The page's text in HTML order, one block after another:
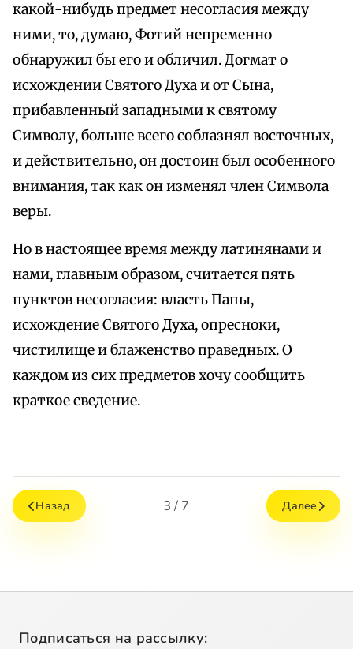
какой-нибудь предмет несогласия между
ними, то, думаю, Фотий непременно
обнаружил бы его и обличил. Догмат о
исхождении Святого Духа и от Сына,
прибавленный западными к святому
Символу, больше всего соблазнял восточных,
и действительно, он достоин был особенного
внимания, так как он изменял член Символа
веры.
Но в настоящее время между латинянами и
нами, главным образом, считается пять
пунктов несогласия: власть Папы,
исхождение Святого Духа, опресноки,
чистилище и блаженство праведных. О
каждом из сих предметов хочу сообщить
краткое сведение.
Назад 3 / 7 Далее
Подписаться на рассылку: